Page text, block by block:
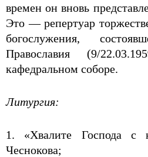
времен он вновь
Это — репертуар
богослужения,
Православия (9/
кафедральном соборе.
Литургия:
1. «Хвалите Господа с
Чеснокова;